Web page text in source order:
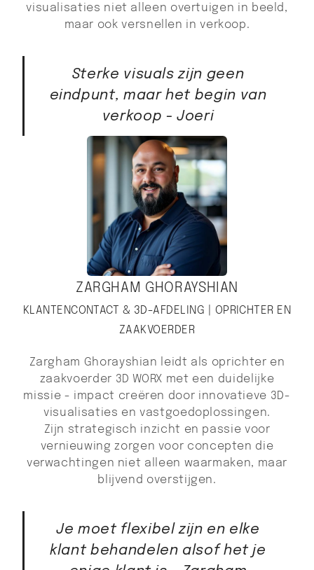
visualisaties niet alleen overtuigen in beeld,
maar ook versnellen in verkoop.
Sterke visuals zijn geen
eindpunt, maar het begin van
verkoop - Joeri
ZARGHAM GHORAYSHIAN
KLANTENCONTACT & 3D-AFDELING | OPRICHTER EN
ZAAKVOERDER
Zargham Ghorayshian leidt als oprichter en
zaakvoerder 3D WORX met een duidelijke
missie - impact creëren door innovatieve 3D-
visualisaties en vastgoedoplossingen.
Zijn strategisch inzicht en passie voor
vernieuwing zorgen voor concepten die
verwachtingen niet alleen waarmaken, maar
blijvend overstijgen.
Je moet flexibel zijn en elke
klant behandelen alsof het je